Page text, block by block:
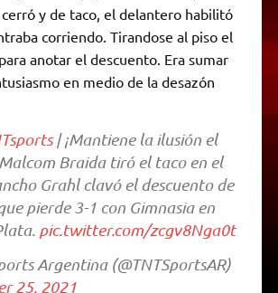
cerró y de taco, el delantero habilitó
corriendo. Tirandose al piso el
anotar el descuento. Era sumar
en medio de la desazón
| ¡Mantiene la ilusión el
Braida tiró el taco en el
Grahl clavó el descuento de
pierde 3-1 con Gimnasia en
pic.twitter.com/zcgv8Nga0t
Argentina (@TNTSportsAR)
25, 2021